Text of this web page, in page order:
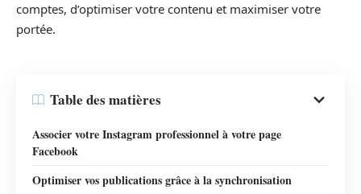
comptes, d’optimiser votre contenu et maximiser votre
portée.
Table des matières
Associer votre Instagram professionnel à votre page
Facebook
Optimiser vos publications grâce à la synchronisation